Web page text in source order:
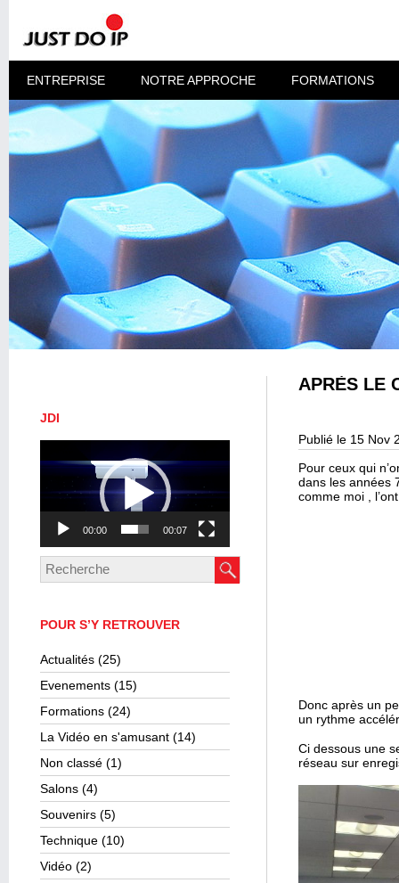
ENTREPRISE NOTRE APPROCHE FORMATIONS
JDI
vidéo
00:00 00:07
POUR S’Y RETROUVER
Actualités (25)
Evenements (15)
Formations (24)
La Vidéo en s'amusant (14)
Non classé (1)
Salons (4)
Souvenirs (5)
Technique (10)
Vidéo (2)
APRÈS LE
Publié le 15 Nov
Pour ceux qui
dans les années
comme moi ,
Donc après un
un rythme
Ci dessous une
réseau sur